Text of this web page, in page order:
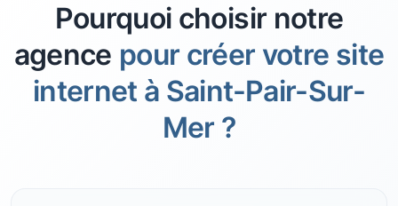
Pourquoi choisir notre
agence pour créer votre site
internet à Saint-Pair-Sur-
Mer ?